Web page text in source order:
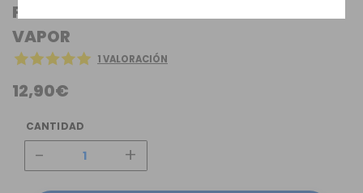
FUNDA SILICONA KIWI POD PURPLE KIWI
VAPOR
1 VALORACIÓN
12,90€
CANTIDAD
- +